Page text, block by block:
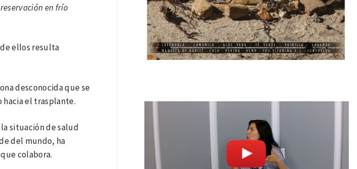
en frío
ellos resulta
desconocida que se
hacia el trasplante.
situación de salud
del mundo, ha
colabora.